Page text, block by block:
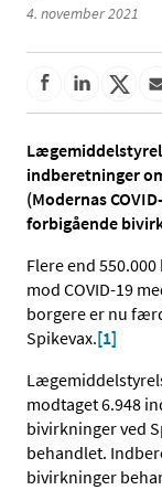
4. november 2021
indberetninger
(Modernas
forbigående
Flere end
mod COVID-19
borgere er nu
Spikevax.[1]
modtaget 6.948
bivirkninger ved
behandlet.
bivirkninger